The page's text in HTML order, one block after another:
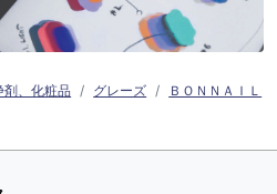
剤、化粧品 グレーズ
ＢＯＮＮＡＩＬ